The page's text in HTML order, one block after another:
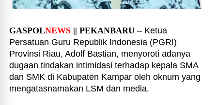
GASPOLNEWS || PEKANBARU – Ketua
Persatuan Guru Republik Indonesia (PGRI)
Provinsi Riau, Adolf Bastian, menyoroti adanya
dugaan tindakan intimidasi terhadap kepala SMA
dan SMK di Kabupaten Kampar oleh oknum yang
mengatasnamakan LSM dan media.